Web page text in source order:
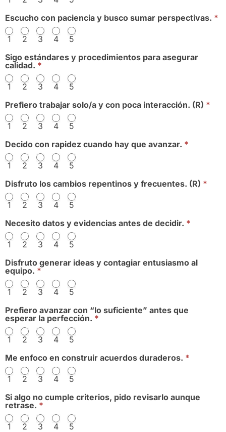
Escucho con paciencia y busco sumar perspectivas. *
1 2 3 4
5
Sigo estándares y procedimientos para asegurar
calidad. *
1 2 3 4
5
Prefiero trabajar solo/a y con poca interacción. (R) *
1 2 3 4
5
Decido con rapidez cuando hay que avanzar. *
1 2 3 4
5
Disfruto los cambios repentinos y frecuentes. (R) *
1 2 3 4
5
Necesito datos y evidencias antes de decidir. *
1 2 3 4
5
Disfruto generar ideas y contagiar entusiasmo al
equipo. *
1 2 3 4
5
Prefiero avanzar con “lo suficiente” antes que
esperar la perfección. *
1 2 3 4
5
Me enfoco en construir acuerdos duraderos. *
1 2 3 4
5
Si algo no cumple criterios, pido revisarlo aunque
retrase. *
1 2 3 4
5